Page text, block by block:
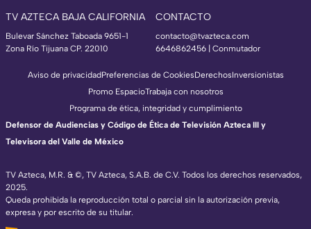
TV AZTECA BAJA CALIFORNIA
Bulevar Sánchez Taboada 9651-1
Zona Río Tijuana CP. 22010
CONTACTO
contacto@tvazteca.com
6646862456 | Conmutador
TV Azteca, M.R. & ©, TV Azteca, S.A.B. de C.V. Todos los derechos reservados,
2025.
Queda prohibida la reproducción total o parcial sin la autorización previa,
expresa y por escrito de su titular.
Aviso de privacidadPreferencias de CookiesDerechosInversionistas
Promo EspacioTrabaja con nosotros
Programa de ética, integridad y cumplimiento
Defensor de Audiencias y Código de Ética de Televisión Azteca III y
Televisora del Valle de México